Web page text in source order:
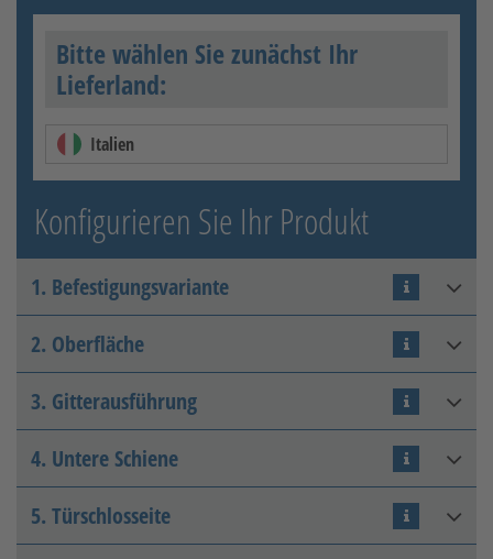
Bitte wählen Sie zunächst Ihr
Lieferland:
Italien
Konfigurieren Sie Ihr Produkt
1. Befestigungsvariante
Montage in die Laibung
2. Oberfläche
3. Gitterausführung
4. Untere Schiene
5. Türschlosseite